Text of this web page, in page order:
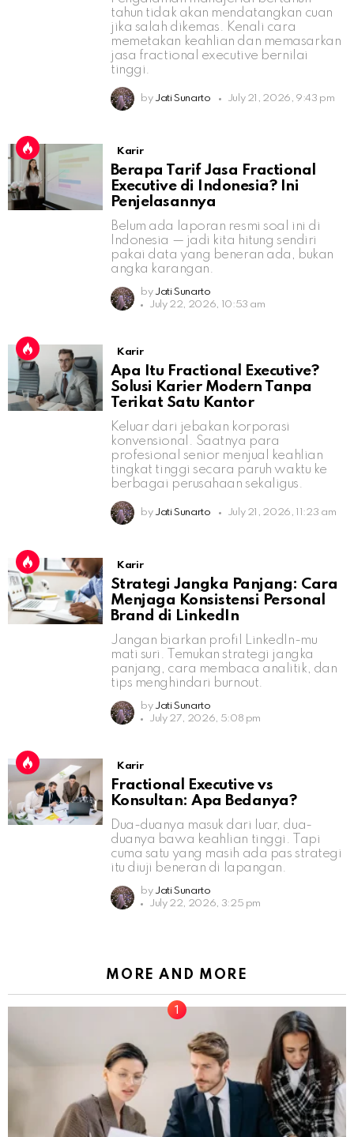
tahun tidak akan mendatangkan cuan
jika salah dikemas. Kenali cara
memetakan keahlian dan memasarkan
jasa fractional executive bernilai
tinggi.
by Jati Sunarto July 21, 2026, 9:43 pm
Karir
Berapa Tarif Jasa Fractional
Executive di Indonesia? Ini
Penjelasannya
Belum ada laporan resmi soal ini di
Indonesia — jadi kita hitung sendiri
pakai data yang beneran ada, bukan
angka karangan.
by Jati Sunarto
July 22, 2026, 10:53 am
Karir
Apa Itu Fractional Executive?
Solusi Karier Modern Tanpa
Terikat Satu Kantor
Keluar dari jebakan korporasi
konvensional. Saatnya para
profesional senior menjual keahlian
tingkat tinggi secara paruh waktu ke
berbagai perusahaan sekaligus.
by Jati Sunarto July 21, 2026, 11:23 am
Karir
Strategi Jangka Panjang: Cara
Menjaga Konsistensi Personal
Brand di LinkedIn
Jangan biarkan profil LinkedIn-mu
mati suri. Temukan strategi jangka
panjang, cara membaca analitik, dan
tips menghindari burnout.
by Jati Sunarto
July 27, 2026, 5:08 pm
Karir
Fractional Executive vs
Konsultan: Apa Bedanya?
Dua-duanya masuk dari luar, dua-
duanya bawa keahlian tinggi. Tapi
cuma satu yang masih ada pas strategi
itu diuji beneran di lapangan.
by Jati Sunarto
July 22, 2026, 3:25 pm
MORE AND MORE